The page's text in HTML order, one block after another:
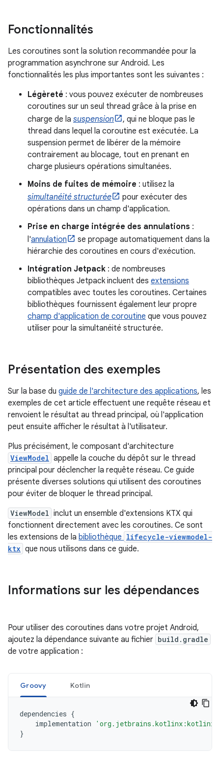
Fonctionnalités
Les coroutines sont la solution recommandée pour la
programmation asynchrone sur Android. Les
fonctionnalités les plus importantes sont les suivantes :
Légèreté : vous pouvez exécuter de nombreuses
coroutines sur un seul thread grâce à la prise en
charge de la suspension
, qui ne bloque pas le
thread dans lequel la coroutine est exécutée. La
suspension permet de libérer de la mémoire
contrairement au blocage, tout en prenant en
charge plusieurs opérations simultanées.
Moins de fuites de mémoire : utilisez la
simultanéité structurée
pour exécuter des
opérations dans un champ d'application.
Prise en charge intégrée des annulations :
l'annulation
se propage automatiquement dans la
hiérarchie des coroutines en cours d'exécution.
Intégration Jetpack : de nombreuses
bibliothèques Jetpack incluent des extensions
compatibles avec toutes les coroutines. Certaines
bibliothèques fournissent également leur propre
champ d'application de coroutine que vous pouvez
utiliser pour la simultanéité structurée.
Présentation des exemples
Sur la base du guide de l'architecture des applications, les
exemples de cet article effectuent une requête réseau et
renvoient le résultat au thread principal, où l'application
peut ensuite afficher le résultat à l'utilisateur.
Plus précisément, le composant d'architecture
ViewModel appelle la couche du dépôt sur le thread
principal pour déclencher la requête réseau. Ce guide
présente diverses solutions qui utilisent des coroutines
pour éviter de bloquer le thread principal.
ViewModel inclut un ensemble d'extensions KTX qui
fonctionnent directement avec les coroutines. Ce sont
les extensions de la bibliothèque lifecycle-viewmodel-
ktx que nous utilisons dans ce guide.
Informations sur les dépendances
Pour utiliser des coroutines dans votre projet Android,
ajoutez la dépendance suivante au fichier build.gradle
de votre application :
Groovy Kotlin
dependencies {
implementation
'org.jetbrains.kotlinx:kotlinx-
}